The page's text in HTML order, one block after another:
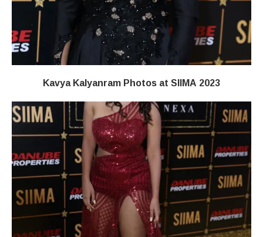
Kavya Kalyanram Photos at SIIMA 2023